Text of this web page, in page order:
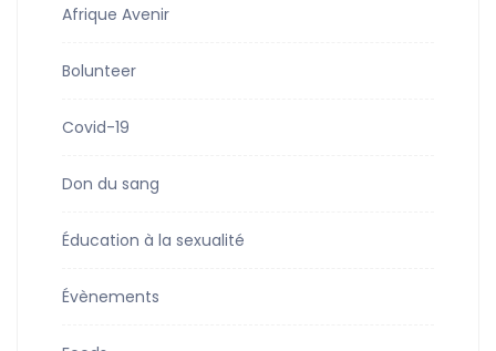
Afrique Avenir
Bolunteer
Covid-19
Don du sang
Éducation à la sexualité
Évènements